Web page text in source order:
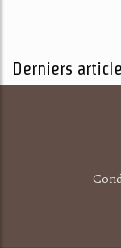
Derniers